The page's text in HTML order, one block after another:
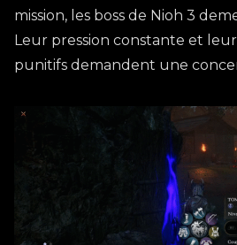
mission, les boss de Nioh 3
Leur pression constante et
punitifs demandent une